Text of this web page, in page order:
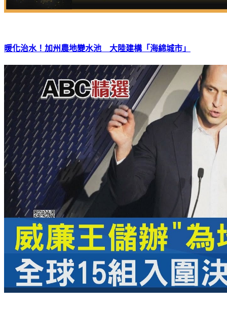
暖化治水！加州農地變水池 大陸建構「海綿城市」